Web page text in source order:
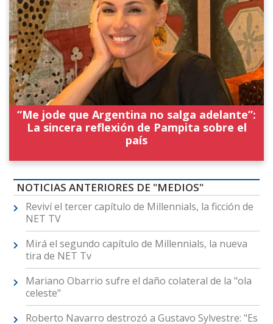
“Me jode que Argentina no salga adelante”:
La sincera reflexión de Pampita sobre el
país
NOTICIAS ANTERIORES DE "MEDIOS"
Reviví el tercer capítulo de Millennials, la ficción de
NET TV
Mirá el segundo capítulo de Millennials, la nueva
tira de NET Tv
Mariano Obarrio sufre el daño colateral de la "ola
celeste"
Roberto Navarro destrozó a Gustavo Sylvestre: "Es